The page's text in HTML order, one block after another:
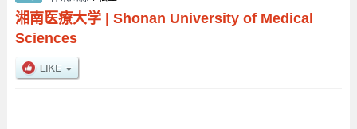
湘南医療大学| Shonan University of Medical
Sciences